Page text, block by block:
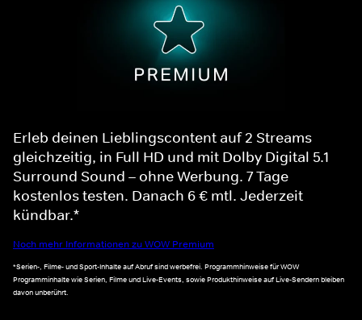
Erleb deinen Lieblingscontent auf 2 Streams
gleichzeitig, in Full HD und mit Dolby Digital 5.1
Surround Sound – ohne Werbung. 7 Tage
kostenlos testen. Danach 6 € mtl. Jederzeit
kündbar.*
Noch mehr Informationen zu WOW Premium
*Serien-, Filme- und Sport-Inhalte auf Abruf sind werbefrei. Programmhinweise für WOW
Programminhalte wie Serien, Filme und Live-Events, sowie Produkthinweise auf Live-Sendern bleiben
davon unberührt.